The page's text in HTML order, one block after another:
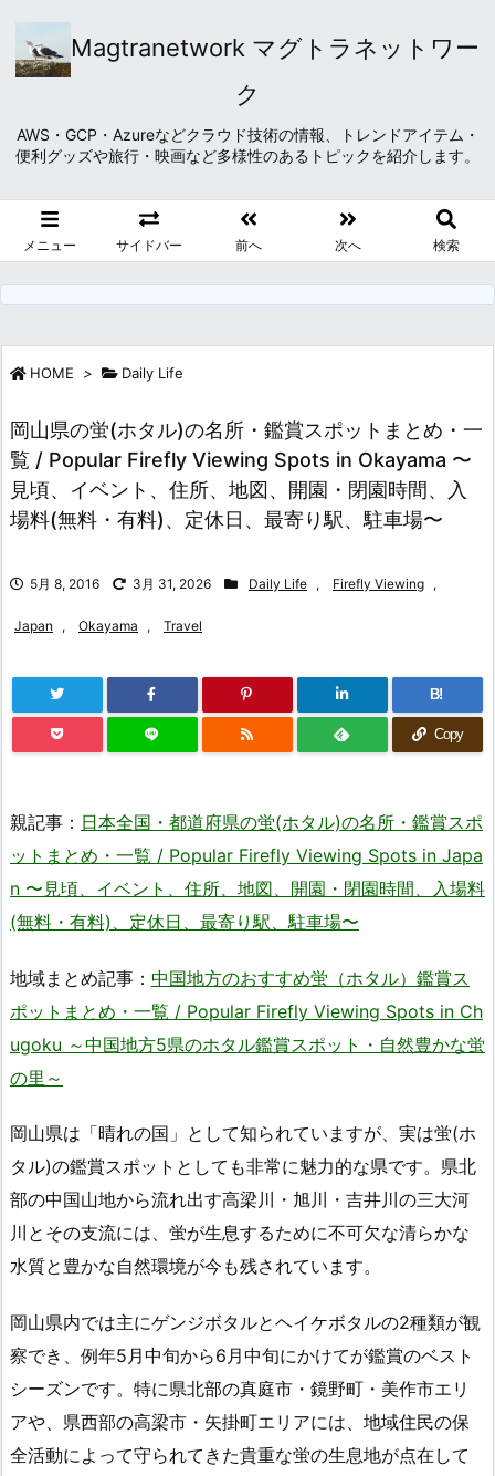
Magtranetwork マグトラネットワー
ク
AWS・GCP・Azureなどクラウド技術の情報、トレンドアイテム・
便利グッズや旅行・映画など多様性のあるトピックを紹介します。
メニュー サイドバー 前へ 次へ 検索
HOME > Daily Life
岡山県の蛍(ホタル)の名所・鑑賞スポットまとめ・一
覧 / Popular Firefly Viewing Spots in Okayama 〜
見頃、イベント、住所、地図、開園・閉園時間、入
場料(無料・有料)、定休日、最寄り駅、駐車場〜
5月 8, 2016 3月 31, 2026 Daily Life , Firefly Viewing ,
Japan , Okayama , Travel
B!
Copy
親記事： 日本全国・都道府県の蛍(ホタル)の名所・鑑賞スポ
ットまとめ・一覧 / Popular Firefly Viewing Spots in Japa
n 〜見頃、イベント、住所、地図、開園・閉園時間、入場料
(無料・有料)、定休日、最寄り駅、駐車場〜
地域まとめ記事： 中国地方のおすすめ蛍（ホタル）鑑賞ス
ポットまとめ・一覧 / Popular Firefly Viewing Spots in Ch
ugoku ～中国地方5県のホタル鑑賞スポット・自然豊かな蛍
の里～
岡山県は「晴れの国」として知られていますが、実は蛍(ホ
タル)の鑑賞スポットとしても非常に魅力的な県です。県北
部の中国山地から流れ出す高梁川・旭川・吉井川の三大河
川とその支流には、蛍が生息するために不可欠な清らかな
水質と豊かな自然環境が今も残されています。
岡山県内では主にゲンジボタルとヘイケボタルの2種類が観
察でき、例年5月中旬から6月中旬にかけてが鑑賞のベスト
シーズンです。特に県北部の真庭市・鏡野町・美作市エリ
アや、県西部の高梁市・矢掛町エリアには、地域住民の保
全活動によって守られてきた貴重な蛍の生息地が点在して